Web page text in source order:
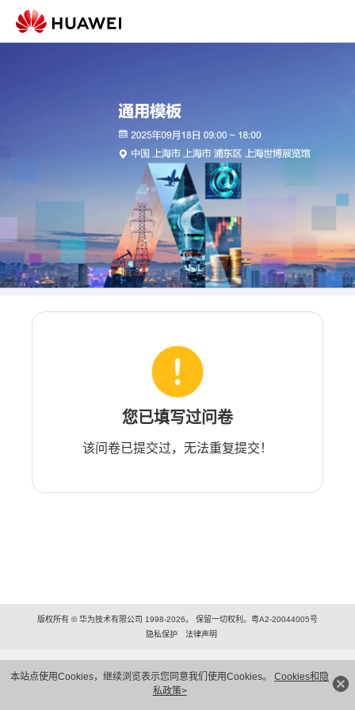
本站点使用Cookies，继续浏览表示您同意我们使用Cookies。 Cookies和隐
私政策>
您已填写过问卷
该问卷已提交过，无法重复提交！
版权所有 © 华为技术有限公司 1998-2026。 保留一切权利。粤A2-20044005号
隐私保护
法律声明